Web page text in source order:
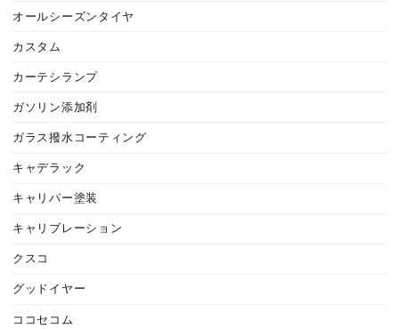
オールシーズンタイヤ
カスタム
カーテシランプ
ガソリン添加剤
ガラス撥水コーティング
キャデラック
キャリパー塗装
キャリブレーション
クスコ
グッドイヤー
ココセコム